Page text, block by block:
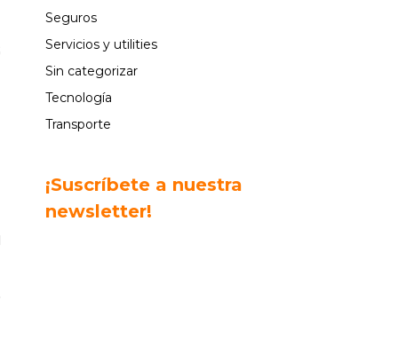
Seguros
Servicios y utilities
Sin categorizar
Tecnología
Transporte
¡Suscríbete a nuestra
newsletter!